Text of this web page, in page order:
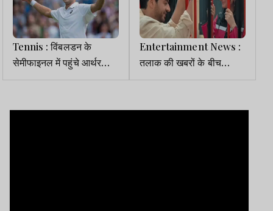
Tennis : विंबलडन के
सेमीफाइनल में पहुंचे आर्थर
फेरी, ज्वेरेव से अगला मुकाबला
Entertainment News :
तलाक की खबरों के बीच
आकांक्षा से मिलने पहुंचे गौरव
तूने...